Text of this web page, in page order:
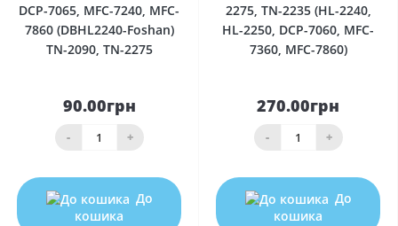
DCP-7065, MFC-7240, MFC-
7860 (DBHL2240-Foshan)
TN-2090, TN-2275
90.00грн
- +
До
кошика
2275, TN-2235 (HL-2240,
HL-2250, DCP-7060, MFC-
7360, MFC-7860)
270.00грн
- +
До
кошика